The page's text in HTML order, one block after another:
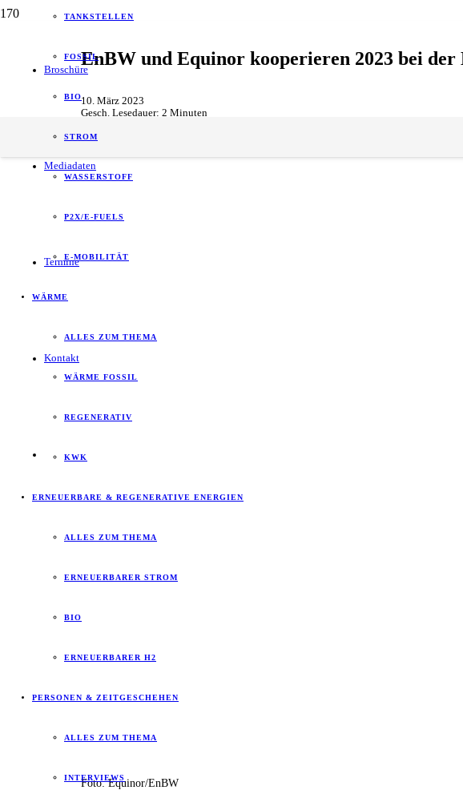
Broschüre
Mediadaten
Termine
Kontakt
TANKSTELLEN
FOSSIL
BIO
STROM
WASSERSTOFF
P2X/E-FUELS
E-MOBILITÄT
WÄRME
ALLES ZUM THEMA
WÄRME FOSSIL
REGENERATIV
KWK
ERNEUERBARE & REGENERATIVE ENERGIEN
ALLES ZUM THEMA
ERNEUERBARER STROM
BIO
ERNEUERBARER H2
PERSONEN & ZEITGESCHEHEN
ALLES ZUM THEMA
INTERVIEWS
EnBW und Equinor kooperieren 2023 bei
10. März 2023
Gesch. Lesedauer: 2 Minuten
Foto: Equinor/EnBW